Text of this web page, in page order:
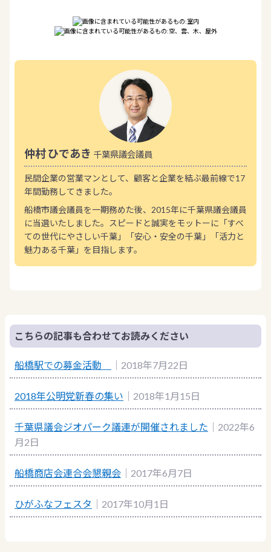
仲村 ひであき 千葉県議会議員
民間企業の営業マンとして、顧客と企業を結ぶ最前線で17
年間勤務してきました。
船橋市議会議員を一期務めた後、2015年に千葉県議会議員
に当選いたしました。スピードと誠実をモットーに「すべ
ての世代にやさしい千葉」「安心・安全の千葉」「活力と
魅力ある千葉」を目指します。
こちらの記事も合わせてお読みください
船橋駅での募金活動 ｜2018年7月22日
2018年公明党新春の集い ｜2018年1月15日
千葉県議会ジオパーク議連が開催されました ｜2022年6
月2日
船橋商店会連合会懇親会 ｜2017年6月7日
ひがふなフェスタ ｜2017年10月1日